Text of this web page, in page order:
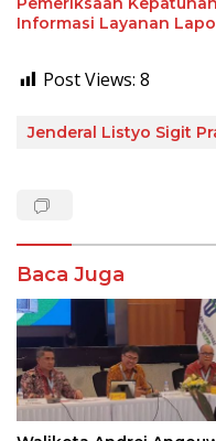
Informasi Layanan
Post Views: 8
Jenderal Listyo Sigit
Baca Juga